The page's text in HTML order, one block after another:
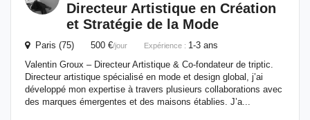
Directeur Artistique en Création
et Stratégie de la Mode
Paris (75) 500 €/jour Expérience : 1-3 ans
Valentin Groux – Directeur Artistique & Co-fondateur de triptic.
Directeur artistique spécialisé en mode et design global, j’ai
développé mon expertise à travers plusieurs collaborations avec
des marques émergentes et des maisons établies. J’a...